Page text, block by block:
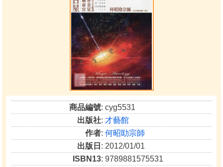
商品編號: cyg5531
出版社: 才藝館
作者:何昭劻宗師
出版日 : 2012/01/01
ISBN13: 9789881575531